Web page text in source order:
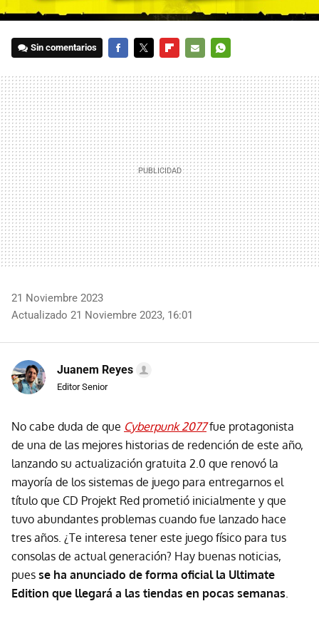
Sin comentarios
MAIL
21 Noviembre 2023
Actualizado 21 Noviembre 2023, 16:01
Juanem Reyes
Editor Senior
No cabe duda de que Cyberpunk 2077fue protagonista
de una de las mejores historias de redención de este año,
lanzando su actualización gratuita 2.0 que renovó la
mayoría de los sistemas de juego para entregarnos el
título que CD Projekt Red prometió inicialmente y que
tuvo abundantes problemas cuando fue lanzado hace
tres años. ¿Te interesa tener este juego físico para tus
consolas de actual generación? Hay buenas noticias,
pues se ha anunciado de forma oficial la Ultimate
Edition que llegará a las tiendas en pocas semanas.